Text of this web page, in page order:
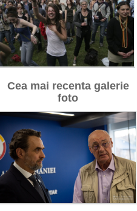
Cea mai recenta galerie
foto